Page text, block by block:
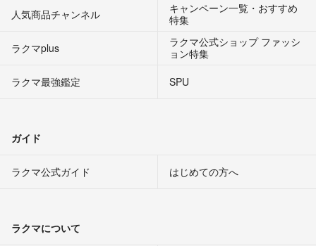
人気商品チャンネル
キャンペーン一覧・おすすめ
特集
ラクマplus
ラクマ公式ショップ ファッシ
ョン特集
ラクマ最強鑑定
SPU
ガイド
ラクマ公式ガイド はじめての方へ
ラクマについて